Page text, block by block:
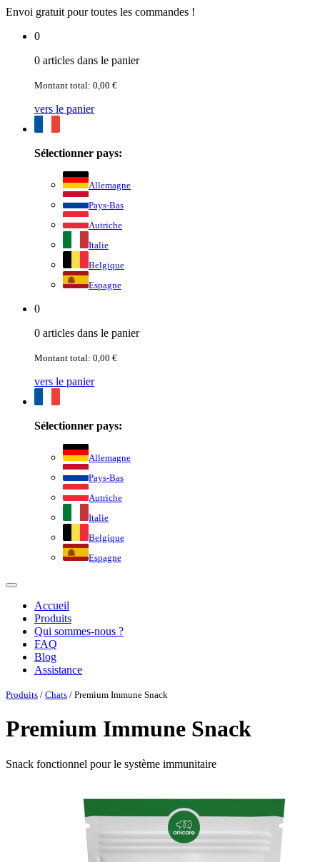
Envoi gratuit pour toutes les commandes !
0
0 articles dans le panier
Montant total: 0,00 €
vers le panier
Sélectionner pays:
Allemagne
Pays-Bas
Autriche
Italie
Belgique
Espagne
0
0 articles dans le panier
Montant total: 0,00 €
vers le panier
Sélectionner pays:
Allemagne
Pays-Bas
Autriche
Italie
Belgique
Espagne
Accueil
Produits
Qui sommes-nous ?
FAQ
Blog
Assistance
Produits / Chats / Premium Immune Snack
Premium Immune Snack
Snack fonctionnel pour le système immunitaire